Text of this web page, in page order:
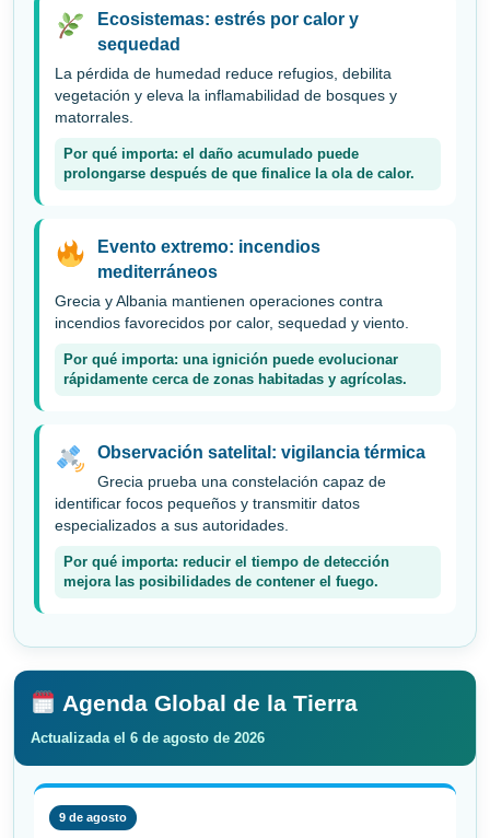
Ecosistemas: estrés por calor y
sequedad
La pérdida de humedad reduce refugios, debilita
vegetación y eleva la inflamabilidad de bosques y
matorrales.
Por qué importa: el daño acumulado puede
prolongarse después de que finalice la ola de calor.
Evento extremo: incendios
mediterráneos
Grecia y Albania mantienen operaciones contra
incendios favorecidos por calor, sequedad y viento.
Por qué importa: una ignición puede evolucionar
rápidamente cerca de zonas habitadas y agrícolas.
Observación satelital: vigilancia térmica
Grecia prueba una constelación capaz de
identificar focos pequeños y transmitir datos
especializados a sus autoridades.
Por qué importa: reducir el tiempo de detección
mejora las posibilidades de contener el fuego.
Agenda Global de la Tierra
Actualizada el 6 de agosto de 2026
9 de agosto